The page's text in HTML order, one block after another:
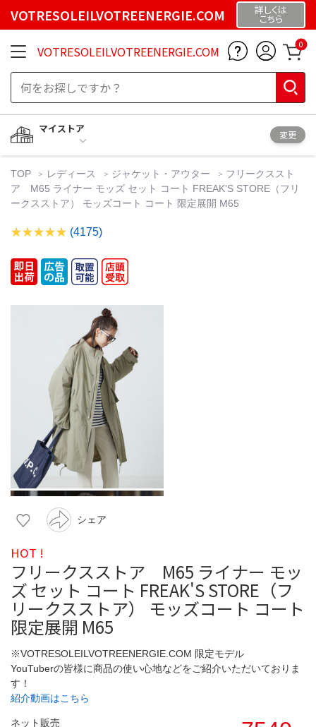
VOTRESOLEILVOTREENERGIE.COM 詳しくは
こちら
VOTRESOLEILVOTREENERGIE.COM 0
マイストア
変更
TOP レディース ジャケット・アウター
フリークススト
ア M65 ライナー モッズ セット コート FREAK'S STORE（フリ
ークスストア） モッズコート コート 限定展開 M65
(4175)
シェア
HOT !
フリークスストア M65 ライナー モッ
ズ セット コート FREAK'S STORE（フ
リークスストア） モッズコート コート
限定展開 M65
※VOTRESOLEILVOTREENERGIE.COM 限定モデル
YouTuberの皆様に商品の使い心地などをご紹介いただいておりま
す！
紹介動画はこちら
ネット販売